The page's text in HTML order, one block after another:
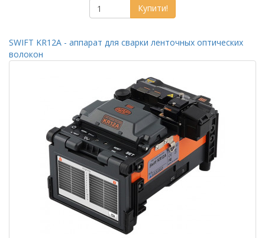
Купити!
SWIFT KR12A - аппарат для сварки ленточных оптических
волокон